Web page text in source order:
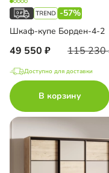
-57%
Шкаф-купе Борден-4-2
49 550 115 230
Доступно для доставки
В корзину